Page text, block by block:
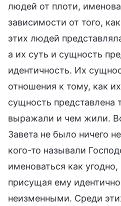
людей от плоти,
зависимости от того,
этих людей
а их суть и сущность
идентичность. Их
отношения к тому, как
сущность представлена
выражали и чем жили.
Завета не было ничего
кого-то называли
именоваться как
присущая ему
неизменными. Среди